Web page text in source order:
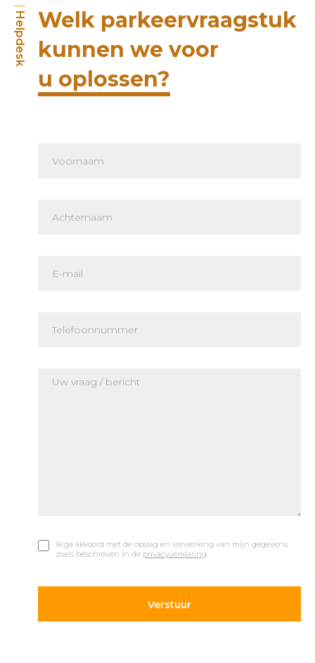
Helpdesk Welk parkeervraagstuk
kunnen we voor
u oplossen?
Ik ga akkoord met de opslag en verwerking van mijn gegevens
zoals beschreven in de privacyverklaring